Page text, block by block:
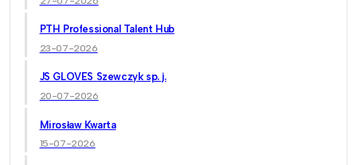
PTH Professional Talent Hub
23-07-2026
JS GLOVES Szewczyk sp. j.
20-07-2026
Mirosław Kwarta
15-07-2026